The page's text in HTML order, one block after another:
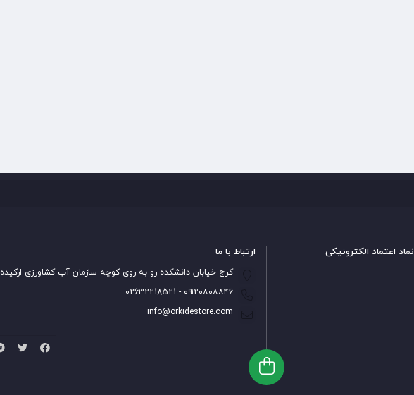
نماد اعتماد الکترونیکی ارتباط با ما
کرج خیابان دانشکده رو به روی کوچه سازمان آب کشاورزی ارکیده
۰۹۱۲۰۸۰۸۸۴۶ - 02632218521
info@orkidestore.com